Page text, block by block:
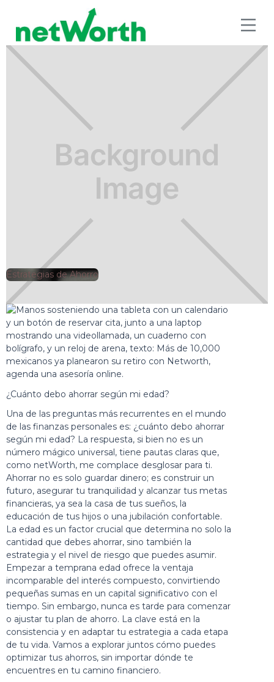
ESTRATEGIAS DE AHORRO
Jorge Gutiérrez
Estrategias de Ahorro
¿Cuánto debo ahorrar según mi edad?
Una de las preguntas más recurrentes en el mundo
de las finanzas personales es: ¿cuánto debo ahorrar
según mi edad? La respuesta, si bien no es un
número mágico universal, tiene pautas claras que,
como netWorth, me complace desglosar para ti.
Ahorrar no es solo guardar dinero; es construir un
futuro, asegurar tu tranquilidad y alcanzar tus metas
financieras, ya sea la casa de tus sueños, la
educación de tus hijos o una jubilación confortable.
La edad es un factor crucial que determina no solo la
cantidad que debes ahorrar, sino también la
estrategia y el nivel de riesgo que puedes asumir.
Empezar a temprana edad ofrece la ventaja
incomparable del interés compuesto, convirtiendo
pequeñas sumas en un capital significativo con el
tiempo. Sin embargo, nunca es tarde para comenzar
o ajustar tu plan de ahorro. La clave está en la
consistencia y en adaptar tu estrategia a cada etapa
de tu vida. Vamos a explorar juntos cómo puedes
optimizar tus ahorros, sin importar dónde te
encuentres en tu camino financiero.